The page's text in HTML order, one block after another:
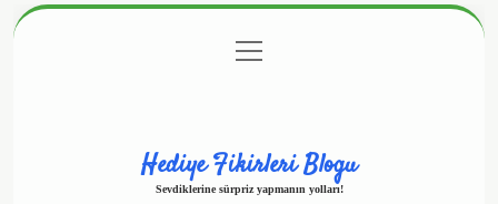
Gizlilik Politikası
menüyü
aç
Hediye Fikirleri Blogu
Sevdiklerine sürpriz yapmanın yolları!